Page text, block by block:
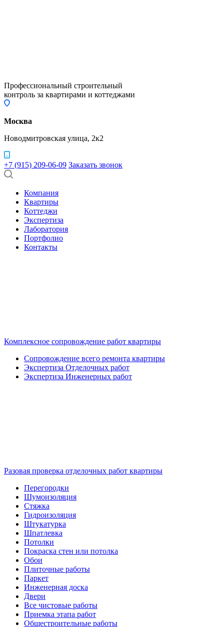
Профессиональный строительный
контроль за квартирами и коттеджами
Москва
Новодмитровская улица, 2к2
+7 (915) 209-06-09 Заказать звонок
Компания
Квартиры
Коттеджи
Экспертиза
Лаборатория
Портфолио
Контакты
Комплексное сопровождение работ квартиры
Сопровождение всего ремонта квартиры
Экспертиза Отделочных работ
Экспертиза Инженерных работ
Разовая проверка отделочных работ квартиры
Перегородки
Шумоизоляция
Стяжка
Гидроизоляция
Штукатурка
Шпатлевка
Потолки
Покраска стен или потолка
Обои
Плиточные работы
Паркет
Инженерная доска
Двери
Все чистовые работы
Приемка этапа работ
Общестроительные работы